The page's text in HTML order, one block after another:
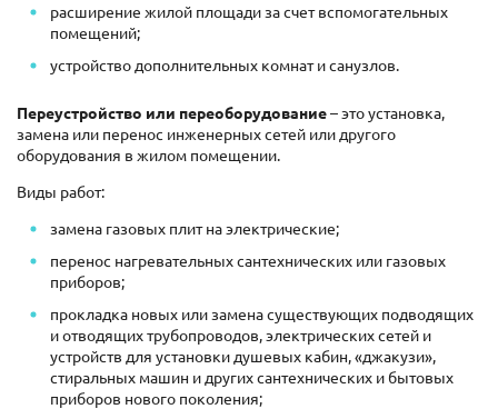
расширение жилой площади за счет вспомогательных
помещений;
устройство дополнительных комнат и санузлов.
Переустройство или переоборудование– это установка,
замена или перенос инженерных сетей или другого
оборудования в жилом помещении.
Виды работ:
замена газовых плит на электрические;
перенос нагревательных сантехнических или газовых
приборов;
прокладка новых или замена существующих подводящих
и отводящих трубопроводов, электрических сетей и
устройств для установки душевых кабин, «джакузи»,
стиральных машин и других сантехнических и бытовых
приборов нового поколения;